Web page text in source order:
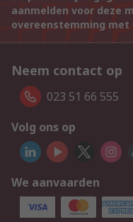
aanmelden voor deze
overeenstemming met
Neem contact op
023 51 66 555
Volg ons op
We aanvaarden